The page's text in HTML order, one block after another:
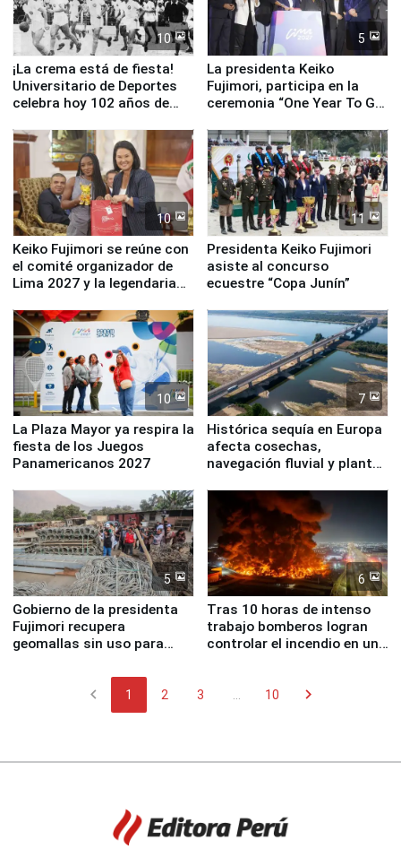
10
¡La crema está de fiesta!
Universitario de Deportes
celebra hoy 102 años de
5
La presidenta Keiko
Fujimori, participa en la
ceremonia “One Year To Go
10
Keiko Fujimori se reúne con
el comité organizador de
Lima 2027 y la legendaria
11
Presidenta Keiko Fujimori
asiste al concurso
ecuestre “Copa Junín”
10
La Plaza Mayor ya respira la
fiesta de los Juegos
Panamericanos 2027
7
Histórica sequía en Europa
afecta cosechas,
navegación fluvial y plantas
5
Gobierno de la presidenta
Fujimori recupera
geomallas sin uso para
Fenómeno El Niño
6
Tras 10 horas de intenso
trabajo bomberos logran
controlar el incendio en una
chevron_left 1 2 3 10 chevron_right